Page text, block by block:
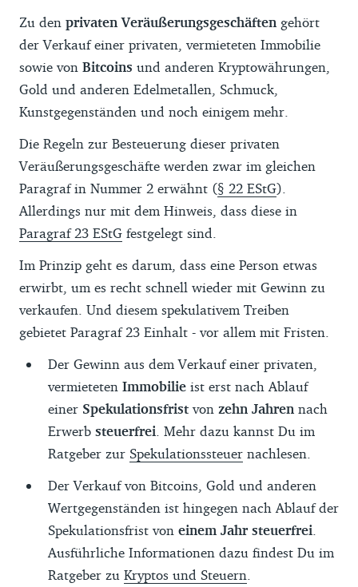
Zu den privaten Veräußerungsgeschäften gehört
der Verkauf einer privaten, vermieteten Immobilie
sowie von Bitcoins und anderen Kryptowährungen,
Gold und anderen Edelmetallen, Schmuck,
Kunstgegenständen und noch einigem mehr.
Die Regeln zur Besteuerung dieser privaten
Veräußerungsgeschäfte werden zwar im gleichen
Paragraf in Nummer 2 erwähnt (§ 22 EStG).
Allerdings nur mit dem Hinweis, dass diese in
Paragraf 23 EStG festgelegt sind.
Im Prinzip geht es darum, dass eine Person etwas
erwirbt, um es recht schnell wieder mit Gewinn zu
verkaufen. Und diesem spekulativem Treiben
gebietet Paragraf 23 Einhalt - vor allem mit Fristen.
Der Gewinn aus dem Verkauf einer privaten,
vermieteten Immobilie ist erst nach Ablauf
einer Spekulationsfrist von zehn Jahren nach
Erwerb steuerfrei . Mehr dazu kannst Du im
Ratgeber zur Spekulationssteuer nachlesen.
Der Verkauf von Bitcoins, Gold und anderen
Wertgegenständen ist hingegen nach Ablauf der
Spekulationsfrist von einem Jahr steuerfrei
Ausführliche Informationen dazu findest Du im
Ratgeber zu Kryptos und Steuern